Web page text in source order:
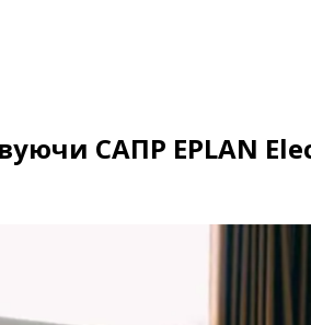
САПР EPLAN